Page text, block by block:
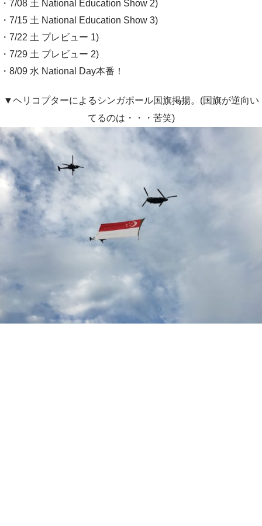
・7/08 土 National Education Show 2)
・7/15 土 National Education Show 3)
・7/22 土 プレビュー 1)
・7/29 土 プレビュー 2)
・8/09 水 National Day本番！
▼ヘリコプターによるシンガポール国旗掲揚。(国旗が逆向い
てるのは・・・苦笑)